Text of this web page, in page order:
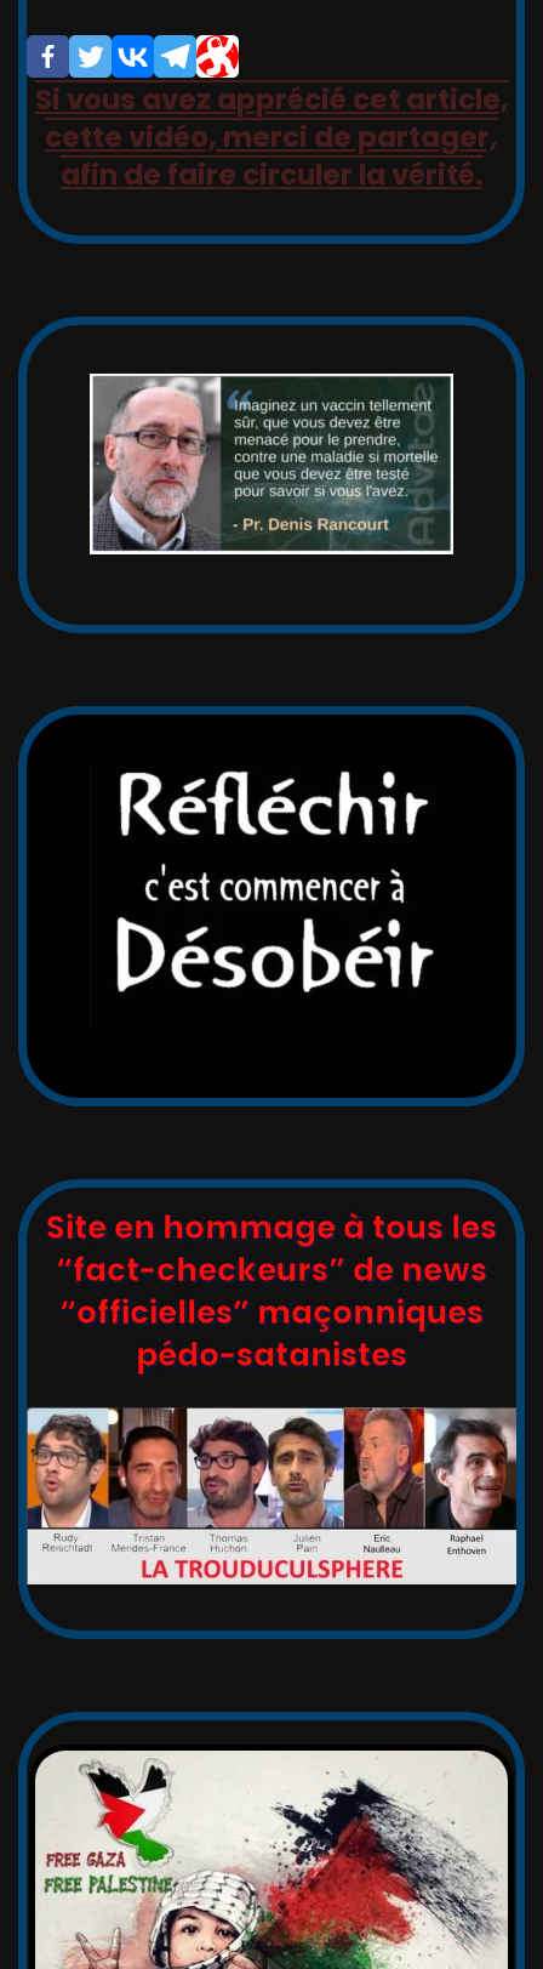
Si vous avez apprécié cet article,
cette vidéo, merci de partager,
afin de faire circuler la vérité.
Site en hommage à tous les
“fact-checkeurs” de news
“officielles” maçonniques
pédo-satanistes